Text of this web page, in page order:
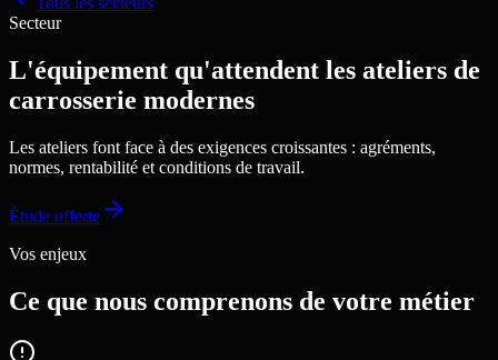
Secteur
L'équipement qu'attendent les ateliers de
carrosserie modernes
Les ateliers font face à des exigences croissantes : agréments,
normes, rentabilité et conditions de travail.
Étude offerte
Vos enjeux
Ce que nous comprenons de votre métier